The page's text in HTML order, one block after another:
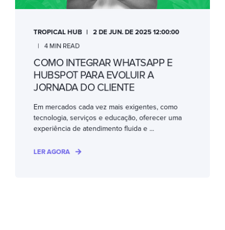
TROPICAL HUB
2 DE JUN. DE 2025 12:00:00
4 MIN READ
COMO INTEGRAR WHATSAPP E
HUBSPOT PARA EVOLUIR A
JORNADA DO CLIENTE
Em mercados cada vez mais exigentes, como
tecnologia, serviços e educação, oferecer uma
experiência de atendimento fluida e ...
LER AGORA